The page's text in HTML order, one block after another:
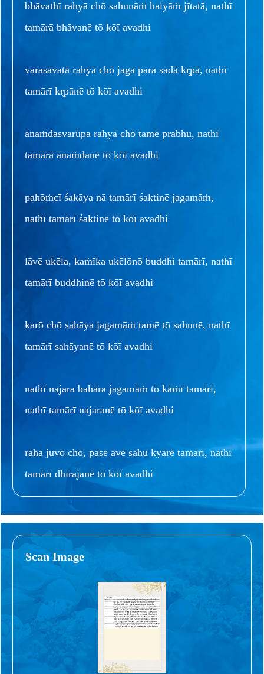
bhāvathī rahyā chō sahunāṁ haiyāṁ jītatā, nathī
tamārā bhāvanē tō kōī avadhi
varasāvatā rahyā chō jaga para sadā kr̥pā, nathī
tamārī kr̥pānē tō kōī avadhi
ānaṁdasvarūpa rahyā chō tamē prabhu, nathī
tamārā ānaṁdanē tō kōī avadhi
pahōṁcī śakāya nā tamārī śaktinē jagamāṁ,
nathī tamārī śaktinē tō kōī avadhi
lāvē ukēla, kaṁīka ukēlōnō buddhi tamārī, nathī
tamārī buddhinē tō kōī avadhi
karō chō sahāya jagamāṁ tamē tō sahunē, nathī
tamārī sahāyanē tō kōī avadhi
nathī najara bahāra jagamāṁ tō kāṁī tamārī,
nathī tamārī najaranē tō kōī avadhi
rāha juvō chō, pāsē āvē sahu kyārē tamārī, nathī
tamārī dhīrajanē tō kōī avadhi
Scan Image